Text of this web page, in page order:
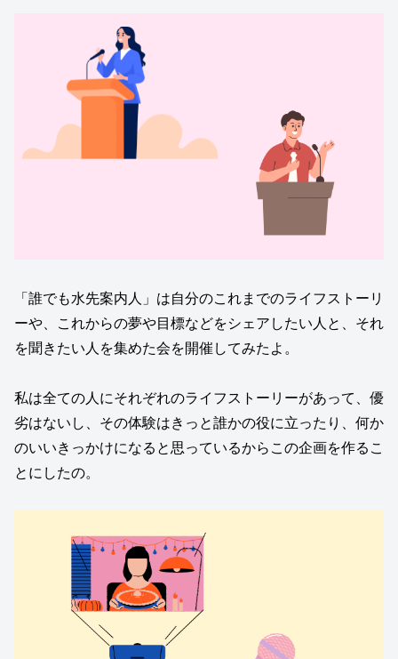
「誰でも水先案内人」は自分のこれまでのライフストーリ
ーや、これからの夢や目標などをシェアしたい人と、それ
を聞きたい人を集めた会を開催してみたよ。
私は全ての人にそれぞれのライフストーリーがあって、優
劣はないし、その体験はきっと誰かの役に立ったり、何か
のいいきっかけになると思っているからこの企画を作るこ
とにしたの。